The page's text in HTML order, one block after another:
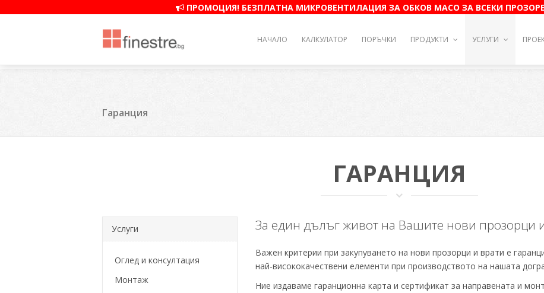
ПРОМОЦИЯ! БЕЗПЛАТНА МИКРОВЕНТИЛАЦИЯ ЗА ОБКОВ МАСО ЗА ВСЕКИ
HАЧАЛО КАЛКУЛАТОР ПОРЪЧКИ ПРОДУКТИ УСЛУГИ
Гаранция
ГАРАНЦИЯ
Услуги
Оглед и консултация
Монтаж
За един дълъг живот на Вашите нови прозорци
Важен критерии при закупуването на нови прозорци и врати е
най-висококачествени елементи при производството на нашата
Ние издаваме гаранционна карта и сертификат за направената и